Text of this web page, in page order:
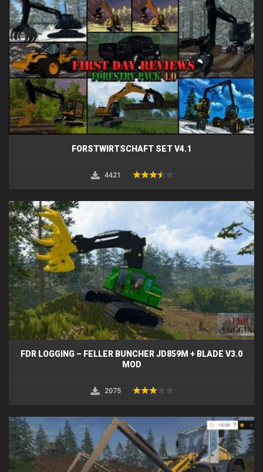
FORSTWIRTSCHAFT SET V4.1
4421
FDR LOGGING – FELLER BUNCHER JD859M + BLADE V3.0
MOD
2075